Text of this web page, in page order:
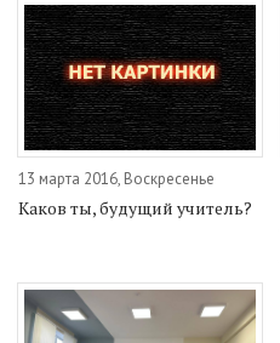
13 марта 2016, Воскресенье
Каков ты, будущий учитель?